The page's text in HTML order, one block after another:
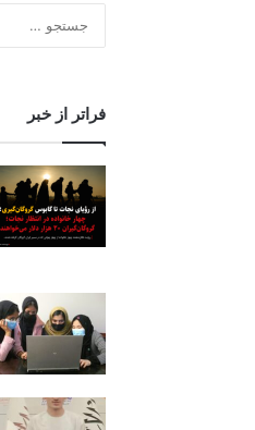
فراتر از خبر